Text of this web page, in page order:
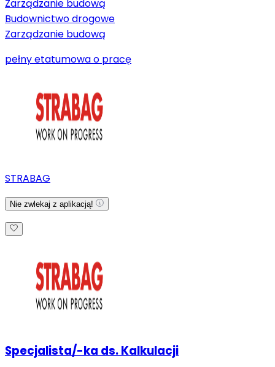
Zarządzanie budową
Budownictwo drogowe
Zarządzanie budową
pełny etatumowa o pracę
STRABAG
Nie zwlekaj z aplikacją!
Specjalista/-ka ds. Kalkulacji